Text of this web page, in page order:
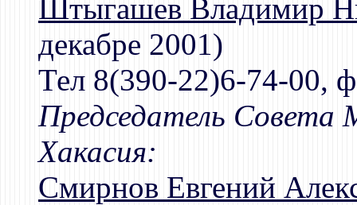
Штыгашев Владимир
декабре 2001)
Тел 8(390-22)6-74-00,
Председатель Совета
Хакасия:
Смирнов Евгений